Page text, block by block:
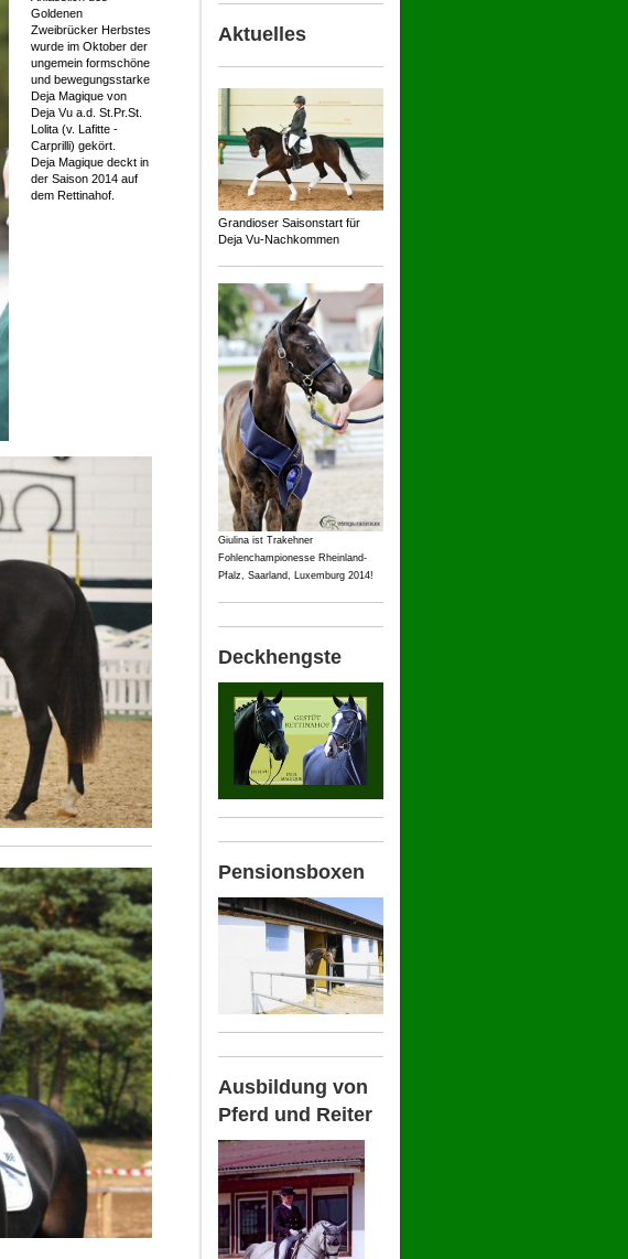
Goldenen
Zweibrücker Herbstes
wurde im Oktober der
ungemein formschöne
und bewegungsstarke
Deja Magique von
Deja Vu a.d. St.Pr.St.
Lolita (v. Lafitte -
Carprilli) gekört.
Deja Magique deckt in
der Saison 2014 auf
dem Rettinahof.
Aktuelles
Grandioser Saisonstart für
Deja Vu-Nachkommen
Giulina ist Trakehner
Fohlenchampionesse Rheinland-
Pfalz, Saarland, Luxemburg 2014!
Deckhengste
Pensionsboxen
Ausbildung von
Pferd und Reiter